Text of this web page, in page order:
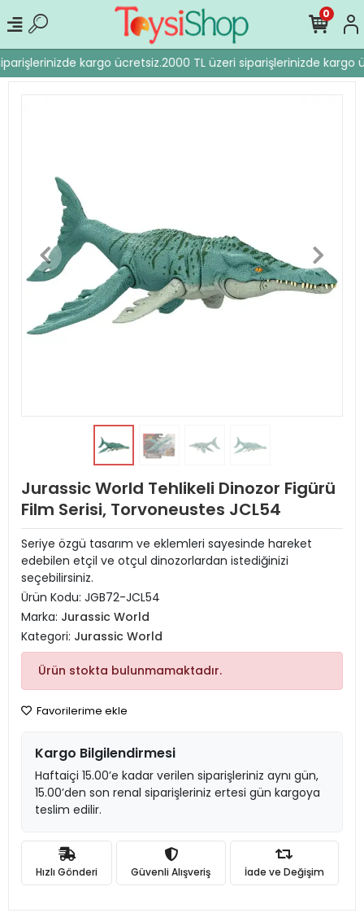
kargo ücretsiz.2000 TL üzeri siparişlerinizde kargo
0
Jurassic World Tehlikeli Dinozor Figürü
Film Serisi, Torvoneustes JCL54
Seriye özgü tasarım ve eklemleri sayesinde hareket
edebilen etçil ve otçul dinozorlardan istediğinizi
seçebilirsiniz.
Ürün Kodu: JGB72-JCL54
Marka: Jurassic World
Kategori: Jurassic World
Ürün stokta bulunmamaktadır.
Favorilerime ekle
Kargo Bilgilendirmesi
Haftaiçi 15.00’e kadar verilen siparişleriniz aynı gün,
15.00’den son renal siparişleriniz ertesi gün kargoya
teslim edilir.
Hızlı Gönderi Güvenli Alışveriş İade ve Değişim